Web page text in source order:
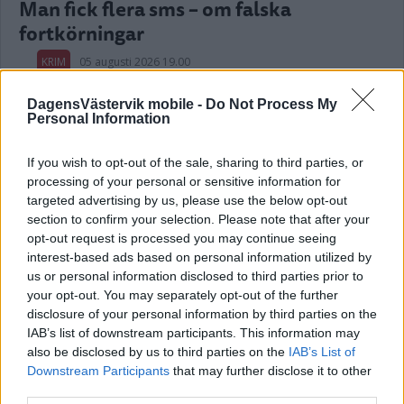
DagensVästervik mobile - Do Not Process My
Personal Information
If you wish to opt-out of the sale, sharing to third parties, or
processing of your personal or sensitive information for
targeted advertising by us, please use the below opt-out
section to confirm your selection. Please note that after your
opt-out request is processed you may continue seeing
interest-based ads based on personal information utilized by
us or personal information disclosed to third parties prior to
your opt-out. You may separately opt-out of the further
disclosure of your personal information by third parties on the
IAB’s list of downstream participants. This information may
also be disclosed by us to third parties on the IAB’s List of
Downstream Participants that may further disclose it to other
Man fick flera sms – om falska
fortkörningar
KRIM 05 augusti 2026 19.00
Annons:
Lastbilschaufför hade amfetamin i
blodet – så blir straffet
KRIM 05 augusti 2026 17.00
Narkotikamisstänkt Vimmerbybo
släppt på fri fot